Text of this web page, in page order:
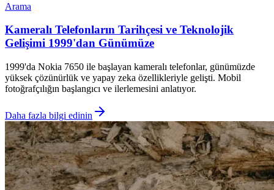
Arama
Kameralı Telefonların Tarihçesi ve Teknolojik
Gelişimi 1999'dan Günümüze
1999'da Nokia 7650 ile başlayan kameralı telefonlar, günümüzde
yüksek çözünürlük ve yapay zeka özellikleriyle gelişti. Mobil
fotoğrafçılığın başlangıcı ve ilerlemesini anlatıyor.
Daha fazla bilgi edinin